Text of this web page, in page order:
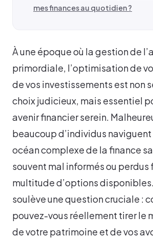
mes finances au quotidien ?
À une époque où la gestion de
primordiale, l’optimisation de
de vos investissements est non
choix judicieux, mais essentiel
avenir financier serein.
beaucoup d’individus
océan complexe de la finance
souvent mal informés ou perdus
multitude d’options
soulève une question cruciale :
pouvez-vous réellement tirer le
de votre patrimoine et de vos